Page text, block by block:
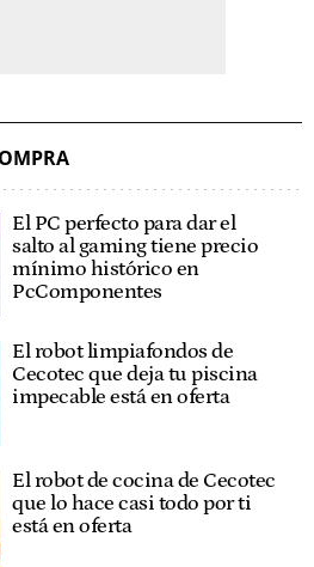
El PC perfecto para dar el
salto al gaming tiene precio
mínimo histórico en
PcComponentes
El robot limpiafondos de
Cecotec que deja tu piscina
impecable está en oferta
El robot de cocina de Cecotec
que lo hace casi todo por ti
está en oferta